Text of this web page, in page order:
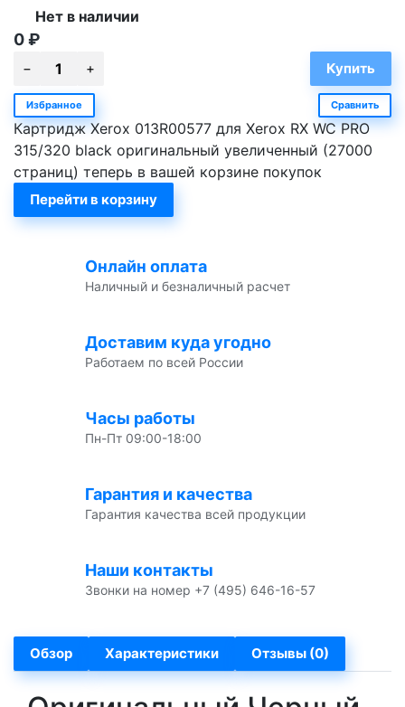
Нет в наличии
0₽
Избранное Сравнить
Картридж Xerox 013R00577 для Xerox RX WC PRO
315/320 black оригинальный увеличенный (27000
страниц) теперь в вашей корзине покупок
Перейти в корзину
Онлайн оплата
Наличный и безналичный расчет
Доставим куда угодно
Работаем по всей России
Часы работы
Пн-Пт 09:00-18:00
Гарантия и качества
Гарантия качества всей продукции
Наши контакты
Звонки на номер +7 (495) 646-16-57
Обзор Характеристики Отзывы (0)